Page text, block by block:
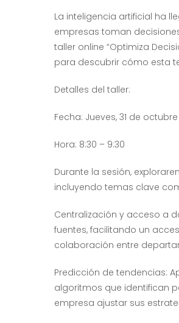
La inteligencia artificial ha
empresas toman
taller online “Optimiza
para descubrir cómo esta
Detalles del taller:
Fecha: Jueves, 31 de octubre
Hora: 8:30 – 9:30
Durante la sesión,
incluyendo temas clave
Centralización y acceso a
fuentes, facilitando un
colaboración entre
Predicción de tendencias:
algoritmos que identifican
empresa ajustar sus